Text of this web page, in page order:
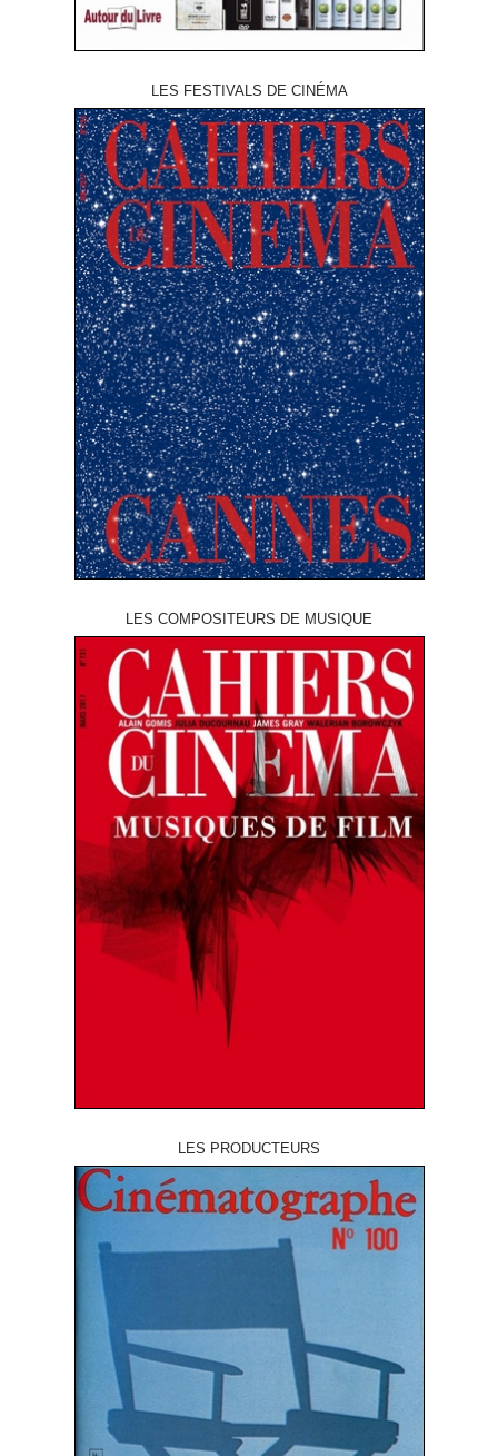
LES FESTIVALS DE CINÉMA
LES COMPOSITEURS DE MUSIQUE
LES PRODUCTEURS